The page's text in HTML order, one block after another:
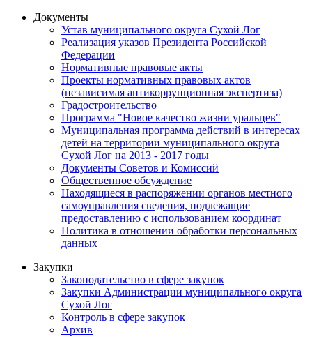
Документы
Устав муниципального округа Сухой Лог
Реализация указов Президента Российской
Федерации
Нормативные правовые акты
Проекты нормативных правовых актов
(независимая антикоррупционная экспертиза)
Градостроительство
Программа "Новое качество жизни уральцев"
Муниципальная программа действий в интересах
детей на территории муниципального округа
Сухой Лог на 2013 - 2017 годы
Документы Советов и Комиссий
Общественное обсуждение
Находящиеся в распоряжении органов местного
самоуправления сведения, подлежащие
предоставлению с использованием координат
Политика в отношении обработки персональных
данных
Закупки
Законодательство в сфере закупок
Закупки Администрации муниципального округа
Сухой Лог
Контроль в сфере закупок
Архив